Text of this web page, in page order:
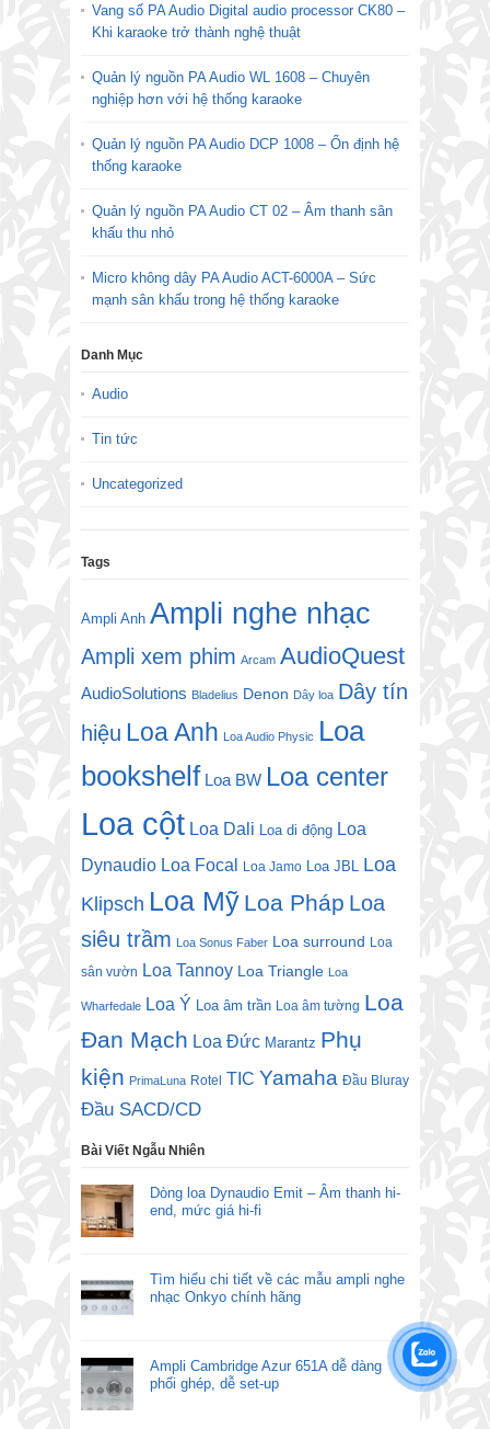
Vang số PA Audio Digital audio processor CK80 –
Khi karaoke trở thành nghệ thuật
Quản lý nguồn PA Audio WL 1608 – Chuyên
nghiệp hơn với hệ thống karaoke
Quản lý nguồn PA Audio DCP 1008 – Ổn định hệ
thống karaoke
Quản lý nguồn PA Audio CT 02 – Âm thanh sân
khấu thu nhỏ
Micro không dây PA Audio ACT-6000A – Sức
mạnh sân khấu trong hệ thống karaoke
Danh Mục
Audio
Tin tức
Uncategorized
Tags
Ampli Anh Ampli nghe nhạc
Ampli xem phim Arcam AudioQuest
AudioSolutions Bladelius Denon Dây loa Dây tín
hiệu Loa Anh Loa Audio Physic Loa
bookshelf Loa BW Loa center
Loa cột Loa Dali Loa di động Loa
Dynaudio Loa Focal Loa Jamo Loa JBL
Loa
Klipsch Loa Mỹ Loa Pháp Loa
siêu trầm Loa Sonus Faber Loa surround Loa
sân vườn Loa Tannoy Loa Triangle Loa
Wharfedale Loa Ý Loa âm trần Loa âm tường Loa
Đan Mạch Loa Đức Marantz Phụ
kiện PrimaLuna Rotel TIC Yamaha Đầu Bluray
Đầu SACD/CD
Bài Viết Ngẫu Nhiên
Dòng loa Dynaudio Emit – Âm thanh hi-
end, mức giá hi-fi
Tìm hiểu chi tiết về các mẫu ampli nghe
nhạc Onkyo chính hãng
Ampli Cambridge Azur 651A dễ dàng
phối ghép, dễ set-up